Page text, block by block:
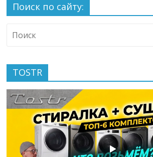
Поиск по сайту:
TOSTR